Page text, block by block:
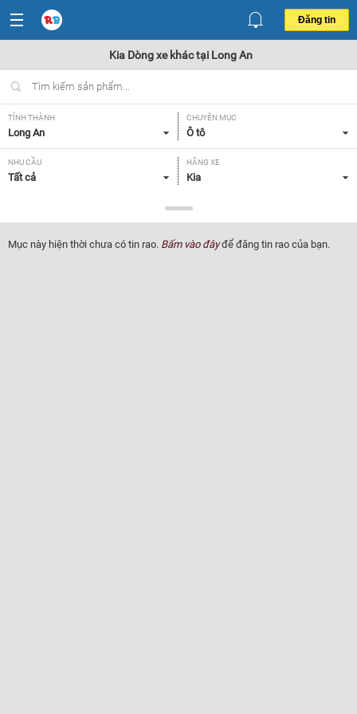
Đăng tin
Kia Dòng xe khác tại Long An
TỈNH THÀNH
Long An
CHUYÊN MỤC
Ô tô
NHU CẦU
Tất cả
HÃNG XE
Kia
Dòng xe khác
NĂM SẢN XUẤT
Tất cả
GIÁ XE XUẤT XỨ
Mục này hiện thời chưa có tin rao. Bấm vào đâyđể đăng tin rao của bạn.